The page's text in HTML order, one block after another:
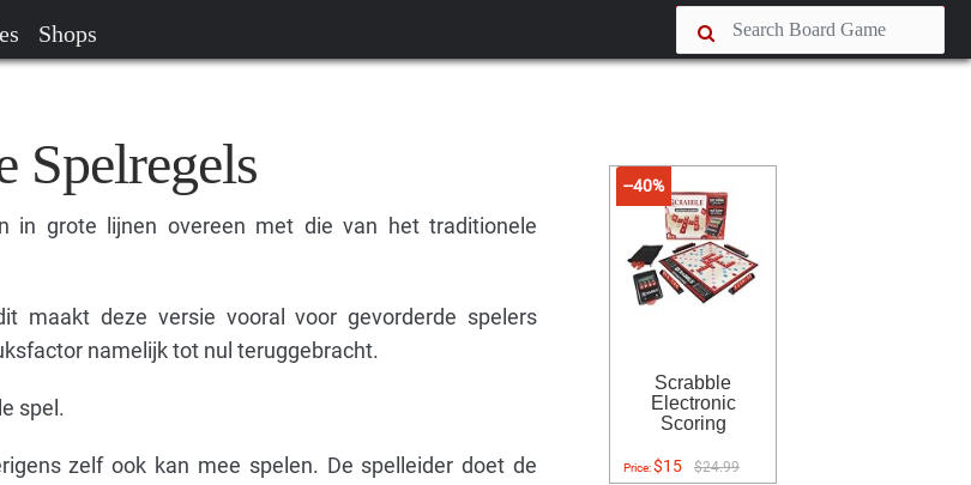
Shops
Spelregels
in grote lijnen overeen met die van het traditionele
maakt deze versie vooral voor gevorderde spelers
namelijk tot nul teruggebracht.
spel.
zelf ook kan mee spelen. De spelleider doet de
--40%
Scrabble
Electronic
Scoring
Price:$15 $24.99